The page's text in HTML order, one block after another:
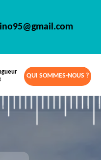
QUI SOMMES-NOUS ?